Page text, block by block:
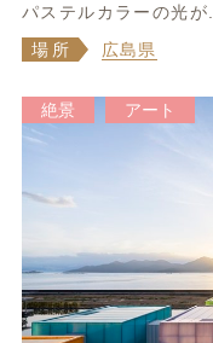
パステルカラーの光が
場所
広島県
絶景 アート